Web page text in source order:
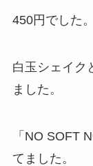
450円でした。
白玉シェイク
ました。
「NO SOFT
てました。